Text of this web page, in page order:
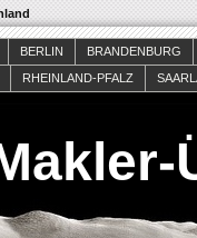
BERLIN
BRANDENBURG
RHEINLAND-PFALZ